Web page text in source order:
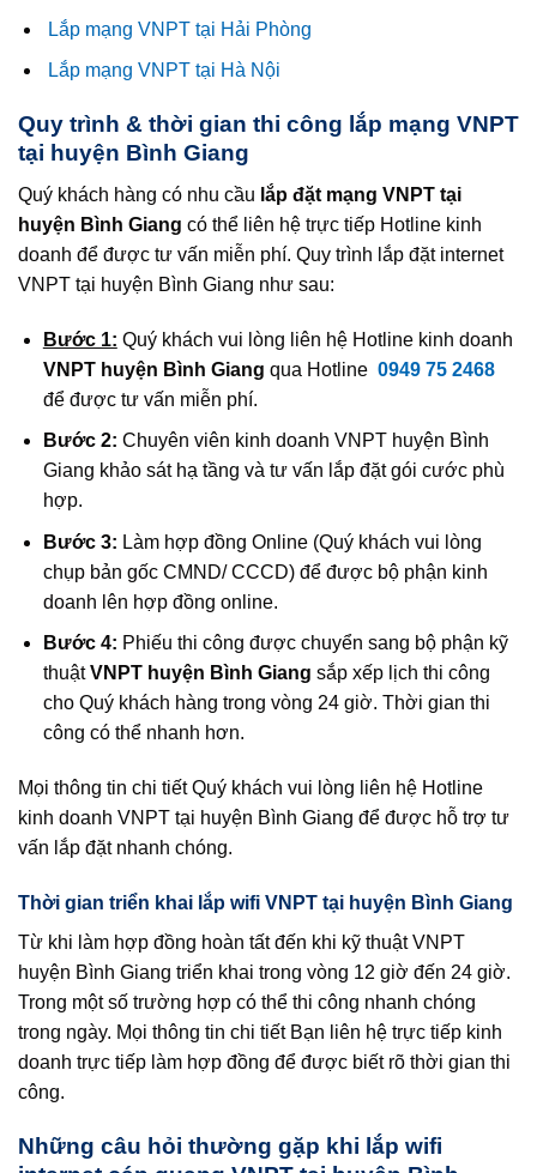
Lắp mạng VNPT tại Hải Phòng
Lắp mạng VNPT tại Hà Nội
Quy trình & thời gian thi công lắp mạng VNPT
tại huyện Bình Giang
Quý khách hàng có nhu cầu lắp đặt mạng VNPT tại
huyện Bình Giang có thể liên hệ trực tiếp Hotline kinh
doanh để được tư vấn miễn phí. Quy trình lắp đặt internet
VNPT tại huyện Bình Giang như sau:
Bước 1: Quý khách vui lòng liên hệ Hotline kinh doanh
VNPT huyện Bình Giang qua Hotline 0949 75 2468
để được tư vấn miễn phí.
Bước 2: Chuyên viên kinh doanh VNPT huyện Bình
Giang khảo sát hạ tầng và tư vấn lắp đặt gói cước phù
hợp.
Bước 3: Làm hợp đồng Online (Quý khách vui lòng
chụp bản gốc CMND/ CCCD) để được bộ phận kinh
doanh lên hợp đồng online.
Bước 4: Phiếu thi công được chuyển sang bộ phận kỹ
thuậtVNPT huyện Bình Giang sắp xếp lịch thi công
cho Quý khách hàng trong vòng 24 giờ. Thời gian thi
công có thể nhanh hơn.
Mọi thông tin chi tiết Quý khách vui lòng liên hệ Hotline
kinh doanh VNPT tại huyện Bình Giang để được hỗ trợ tư
vấn lắp đặt nhanh chóng.
Thời gian triển khai lắp wifi VNPT tại huyện Bình Giang
Từ khi làm hợp đồng hoàn tất đến khi kỹ thuật VNPT
huyện Bình Giang triển khai trong vòng 12 giờ đến 24 giờ.
Trong một số trường hợp có thể thi công nhanh chóng
trong ngày. Mọi thông tin chi tiết Bạn liên hệ trực tiếp kinh
doanh trực tiếp làm hợp đồng để được biết rõ thời gian thi
công.
Những câu hỏi thường gặp khi lắp wifi